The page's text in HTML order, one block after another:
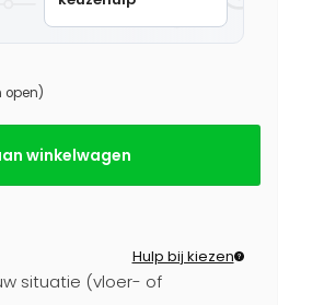
open)
winkelwagen
Hulp bij kiezen
situatie (vloer- of